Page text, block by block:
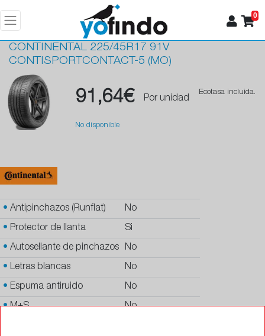
0
CONTINENTAL 225/45R17 91V
CONTISPORTCONTACT-5 (MO)
91,64€ Por unidad
Ecotasa incluida.
No disponible
• Antipinchazos (Runflat) No
• Protector de llanta Si
• Autosellante de pinchazos No
• Letras blancas No
• Espuma antiruido No
•M+S No